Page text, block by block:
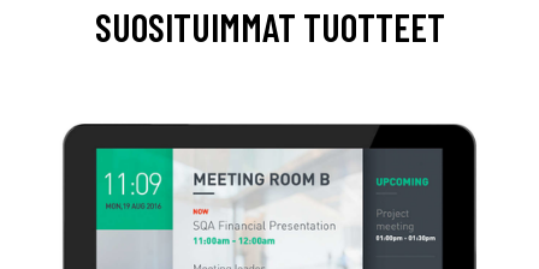
SUOSITUIMMAT TUOTTEET